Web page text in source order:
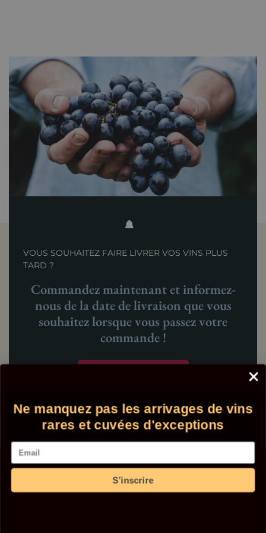
VOUS SOUHAITEZ FAIRE LIVRER VOS VINS PLUS
TARD ?
Commandez maintenant et informez-
nous de la date de livraison que vous
souhaitez lorsque vous passez votre
commande !
Vous recherchez à offrir un vin pour
un anniversaire ?
Ne manquez pas les arrivages de vins
rares et cuvées d'exceptions
Email
S’inscrire